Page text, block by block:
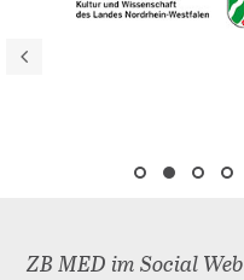
ZB MED im Social Web